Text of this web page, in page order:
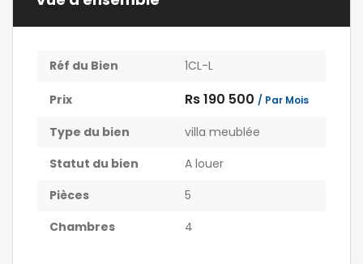
Réf du Bien 1CL-L
Prix Rs 190 500 / Par Mois
Type du bien
villa meublée
Statut du bien
A louer
Pièces
5
Chambres
4